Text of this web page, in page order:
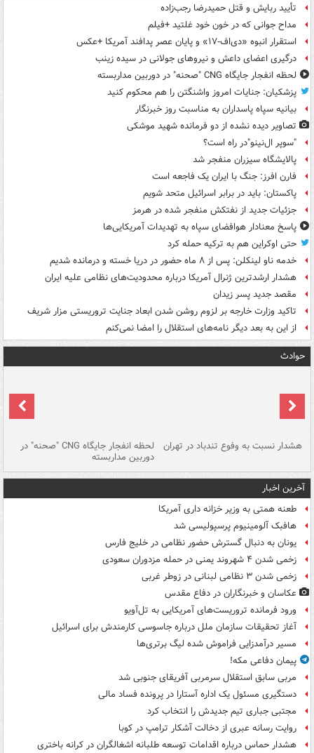
تأیید ربایش و قتل حمیدرضا رجب‌زاده
مداح جوانی که در خون خود غلتید +فیلم
استقرار انبوه «دی‌اف‑۱۷» و پایان عصر پدافند آمریکا +عکس
درگیری اعضای داعش و نیروهای جولانی در سیده زینب
لحظه انفجار جایگاه CNG "صحنه" در دوربین مداربسته
پزشکیان: جنایات امروز واشنگتن را هم محکوم کنید
بیانیه سپاه پاسداران به مناسبت روز خبرنگار
تصاویر دیده‌ نشده از دو فرمانده شهید موشکی
"سوپر ال‌نینو"در راه است؟
پالایشگاه سیزران منفجر شد
فارن افرز: جنگ با ایران یک فاجعه است
پاکستان: باید در برابر اسرائیل متحد شویم
جزئیات جدید از نفتکش منفجر شده در هرمز
پاسخ معنادار هوافضای سپاه به تهدیدات آمریکایی‌ها
حتی اوکراین هم به ترکیه حمله کرد
خدمه ناو لینکلن: پس از ۸ ماه حضور در دریا خسته و درمانده‌ شدیم
هشدار ارشدترین ژنرال آمریکا درباره محدودیت‌های نظامی علیه ایران
مقصد جدید پسر زیدان
تاکید وزارت خارجه بر لزوم روشن شدن ابعاد جنایت تروریستی مزار شریف
از این به بعد دیگر نامه‌های استقلال را امضا نمی‌کنم
حوادث
هشدار نسبت به وفوع تندباد در تهران لحظه انفجار جایگاه CNG "صحنه" در
دوربین مداربسته
آخرین اخبار
طعنه همتی به وزیر خزانه داری آمریکا
هافبک آلومینیوم پرسپولیسی شد
یونان به دنبال گسترش حضور نظامی در خلیج فارس
زخمی شدن ۴ شهروند یمنی در حمله مزدوران سعودی
زخمی شدن ۳ نظامی لبنانی در زوطر غربی
عکاسان و خبرنگاران در دفاع مقدس
ورود فرمانده تروریست‌های آمریکایی به تل‌آویو
آغاز تحقیقات سازمان ملل درباره جاسوسی کارمندش برای اسرائیل
مسیر درآمدزایی فراموش شده لیگ برتری‌ها
پیمان دفاعی مکه!
مربی سابق استقلال سرمربی آفریقای جنوبی شد
دستگیری مسئول یک اداره آستارا در پرونده فساد مالی
مجتبی جباری تیم جدیدش را انتخاب کرد
روایت رسانه عبری از دخالت آشکار ترامپ در کوبا
هشدار حماس درباره اقدامات توسعه طلبانه اشغالگران در کرانه باختری